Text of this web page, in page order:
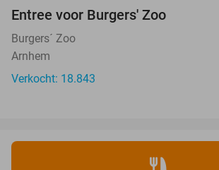
Entree voor Burgers' Zoo
Burgers´ Zoo
Arnhem
Verkocht: 18.843